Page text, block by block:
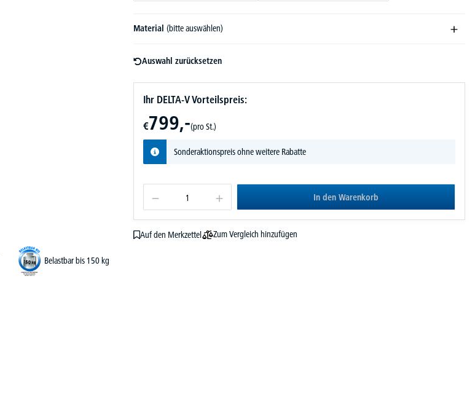
Material (bitte auswählen)
Auswahl zurücksetzen
Ihr DELTA-V Vorteilspreis:
€799,-(pro St.)
Sonderaktionspreis ohne weitere Rabatte
In den Warenkorb
Auf den Merkzettel
Zum Vergleich hinzufügen
Belastbar bis 150 kg